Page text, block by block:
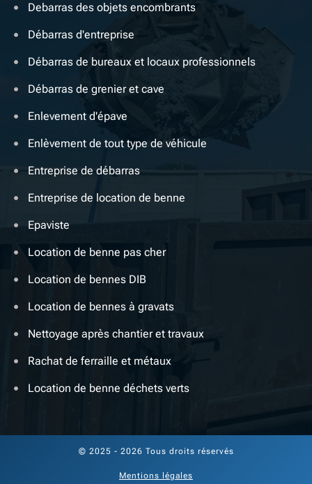
Debarras des objets encombrants
Débarras d'entreprise
Débarras de bureaux et locaux professionnels
Débarras de grenier et cave
Enlevement d'épave
Enlèvement de tout type de véhicule
Entreprise de débarras
Entreprise de location de benne
Epaviste
Location de benne pas cher
Location de bennes DIB
Location de bennes à gravats
Nettoyage après chantier et travaux
Rachat de ferraille et métaux
Location de benne déchets verts
© 2025 - 2026 Tous droits réservés
Mentions légales